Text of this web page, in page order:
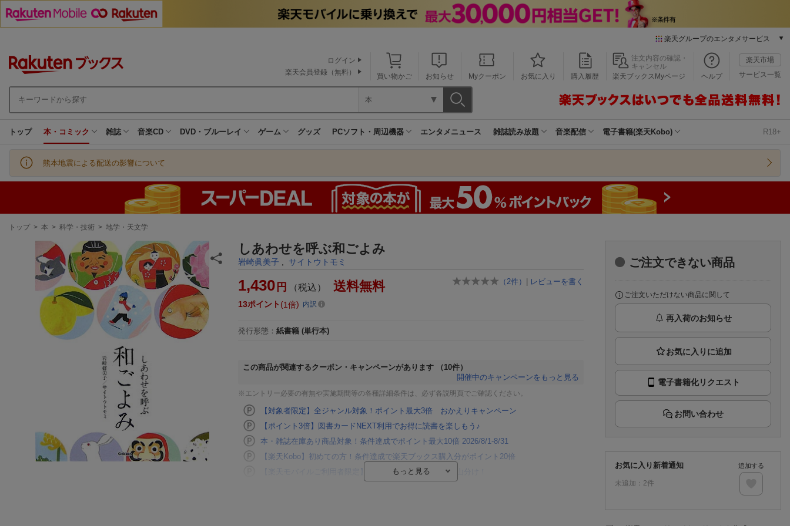
楽天グループのエンタメサービス
本/ゲーム/CD/DVD
楽天ブックス
楽天Kobo
楽天チケット
エンタメニュース
推し楽
買い物かご お知らせ Myクーポン お気に入り 購入履歴
注文内容の確認・
キャンセル
楽天ブックスMyページ
ヘルプ
楽天市場
サービス一覧
ログイン
楽天会員登録（無料）
本
トップ 本・コミック 雑誌 音楽CD DVD・ブルーレイ ゲーム グッズ PCソフト・周辺機器 エンタメニュース 雑誌読み放題 音楽配信 電子書籍(楽天Kobo) R18+
熊本地震による配送の影響について
現
トップ > 本 > 科学・技術 > 地学・天文学
しあわせを呼ぶ和ごよみ
岩崎眞美子 サイトウトモミ
（ 2件） | レビューを書く
1,430 円 （税込） 送料無料
13ポイント 1倍 内訳
発行形態 ： 紙書籍 (単行本)
この商品が関連するクーポン・キャンペーンがあります
（10件）
開催中のキャンペーンをもっと見る
※エントリー必要の有無や実施期間等の各種詳細条件は、必ず各説明頁でご確認ください。
【対象者限定】全ジャンル対象！ポイント最大3倍 おかえりキャンペーン
【ポイント3倍】図書カードNEXT利用でお得に読書を楽しもう♪
本・雑誌在庫あり商品対象！条件達成でポイント最大10倍 2026/8/1-8/31
【楽天Kobo】初めての方！条件達成で楽天ブックス購入分がポイント20倍
【楽天モバイルご利用者限定】条件達成で100万ポイント山分け！
ご注文できない商品
ご注文いただけない商品に関して
再入荷のお知らせ
電子書籍化リクエスト
お問い合わせ
お気に入り新着通知
未追加： 2件
追加する